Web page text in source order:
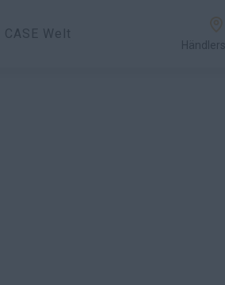
CASE Welt